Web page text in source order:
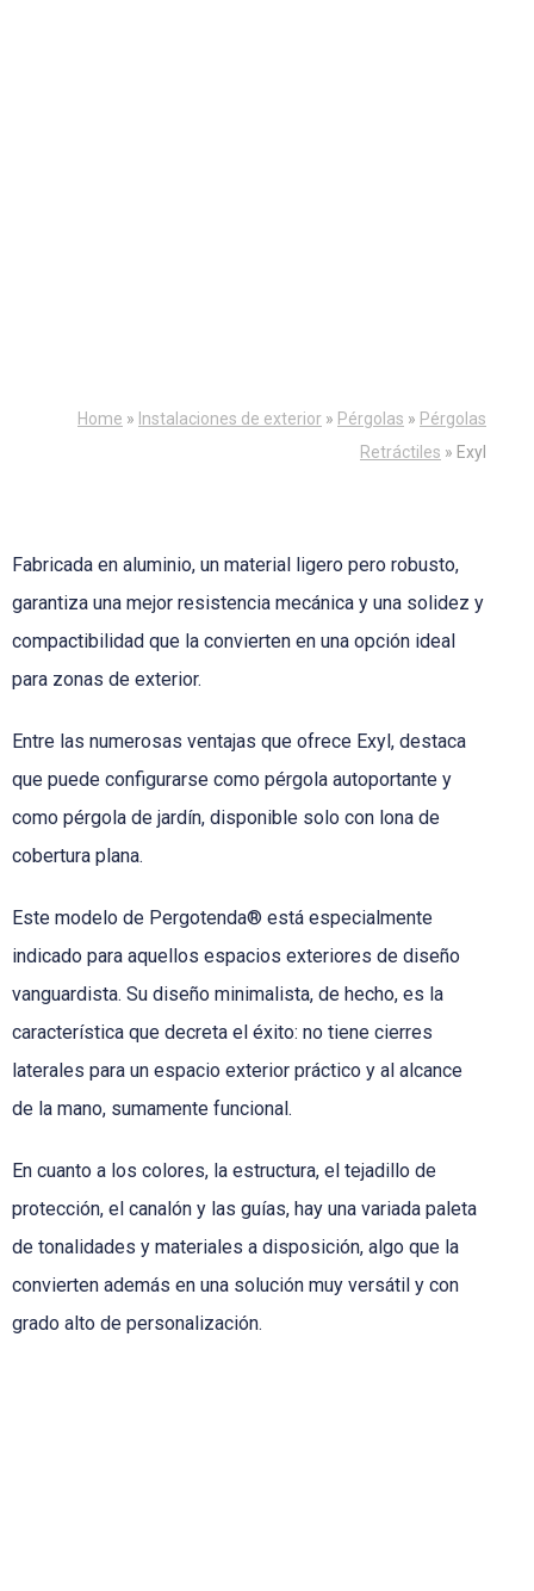
Home » Instalaciones de exterior » Pérgolas » Pérgolas
Retráctiles » Exyl
Fabricada en aluminio, un material ligero pero robusto,
garantiza una mejor resistencia mecánica y una solidez y
compactibilidad que la convierten en una opción ideal
para zonas de exterior.
Entre las numerosas ventajas que ofrece Exyl, destaca
que puede configurarse como pérgola autoportante y
como pérgola de jardín, disponible solo con lona de
cobertura plana.
Este modelo de Pergotenda® está especialmente
indicado para aquellos espacios exteriores de diseño
vanguardista. Su diseño minimalista, de hecho, es la
característica que decreta el éxito: no tiene cierres
laterales para un espacio exterior práctico y al alcance
de la mano, sumamente funcional.
En cuanto a los colores, la estructura, el tejadillo de
protección, el canalón y las guías, hay una variada paleta
de tonalidades y materiales a disposición, algo que la
convierten además en una solución muy versátil y con
grado alto de personalización.